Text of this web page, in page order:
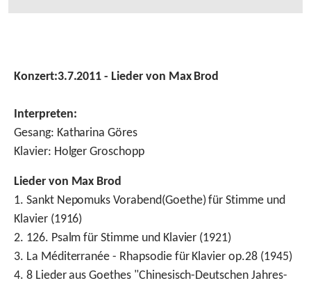
Konzert:3.7.2011 - Lieder von Max Brod
Interpreten:
Gesang: Katharina Göres
Klavier: Holger Groschopp
Lieder von Max Brod
1. Sankt Nepomuks Vorabend(Goethe) für Stimme und
Klavier (1916)
2. 126. Psalm für Stimme und Klavier (1921)
3. La Méditerranée - Rhapsodie für Klavier op.28 (1945)
4. 8 Lieder aus Goethes "Chinesisch-Deutschen Jahres-